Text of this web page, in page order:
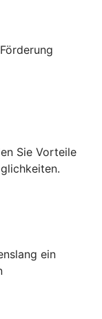
Sie Vorteile
ein